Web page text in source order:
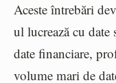
Aceste întrebări
ul lucrează cu
date financiare,
volume mari de